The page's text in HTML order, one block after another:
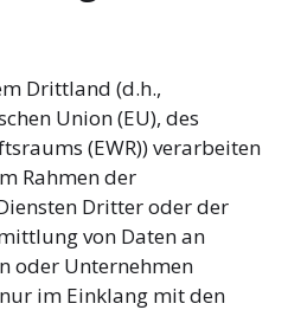
Drittland (d.h.,
Union (EU), des
(EWR)) verarbeiten
Rahmen der
Dritter oder der
von Daten an
oder Unternehmen
im Einklang mit den